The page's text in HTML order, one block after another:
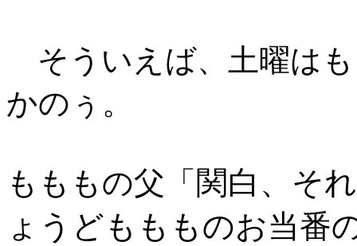
そういえば、土曜は
かのぅ。
もももの父「 関白、そ
ょうどももものお当番